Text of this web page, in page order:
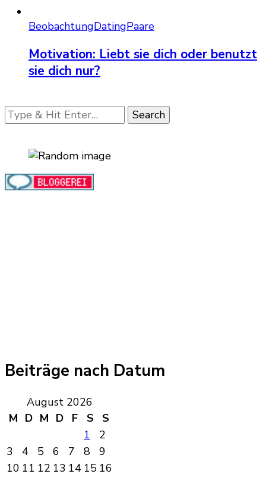
BeobachtungDatingPaare
Motivation: Liebt sie dich oder benutzt
sie dich nur?
Looking
for
Beiträge nach Datum
August 2026
M D M D F S
S
1
2
3
4 5 6 7 8
9
10 11 12 13 14 15 16